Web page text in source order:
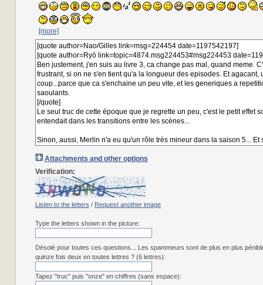
[more]
Attachments and other options
Verification:
Listen to the letters / Request another image
Type the letters shown in the picture:
Désolé pour toutes ces questions... Les spammeurs sont de plus en plus
quinze fois deux en toutes lettres ? (6 lettres):
Tapez "truc" puis "onze" en chiffres (sans espace):